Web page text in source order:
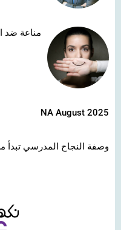
مناعة ضد
NA August 2025
وصفة النجاح المدرسي تبدأ